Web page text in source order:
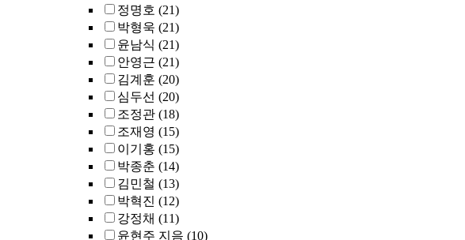
정명호 (21)
박형욱 (21)
윤남식 (21)
안영근 (21)
김계훈 (20)
심두선 (20)
조정관 (18)
조재영 (15)
이기홍 (15)
박종춘 (14)
김민철 (13)
박혁진 (12)
강정채 (11)
윤현주 지음 (10)